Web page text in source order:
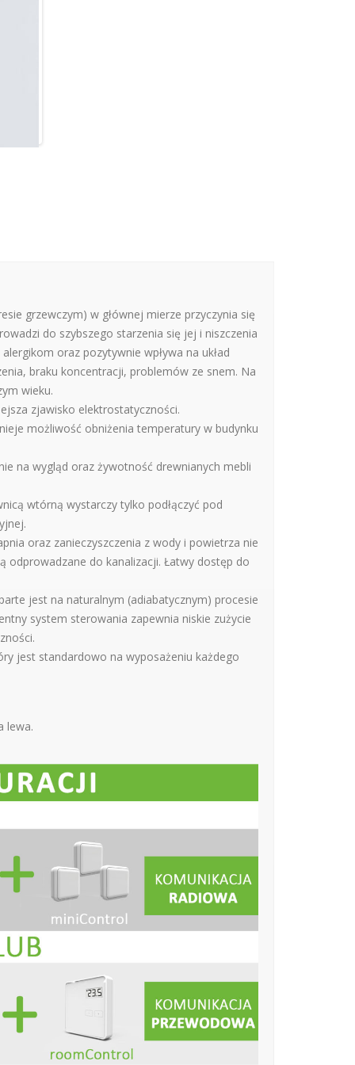
grzewczym) w głównej mierze przyczynia się
do szybszego starzenia się jej i niszczenia
oraz pozytywnie wpływa na układ
braku koncentracji, problemów ze snem. Na
wieku.
zjawisko elektrostatyczności.
możliwość obniżenia temperatury w budynku
na wygląd oraz żywotność drewnianych mebli
wtórną wystarczy tylko podłączyć pod
oraz zanieczyszczenia z wody i powietrza nie
do kanalizacji. Łatwy dostęp do
jest na naturalnym (adiabatycznym) procesie
system sterowania zapewnia niskie zużycie
jest standardowo na wyposażeniu każdego
lewa.